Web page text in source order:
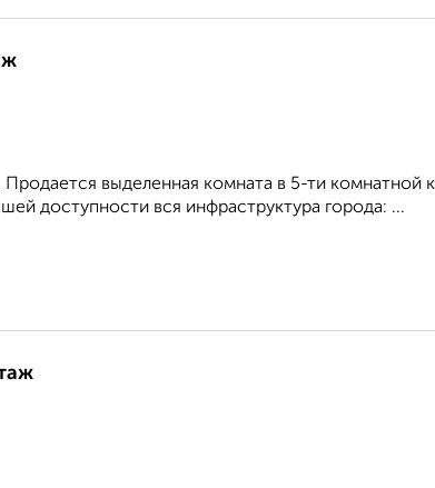
выделенная комната в 5-ти комнатной
доступности вся инфраструктура города: ...